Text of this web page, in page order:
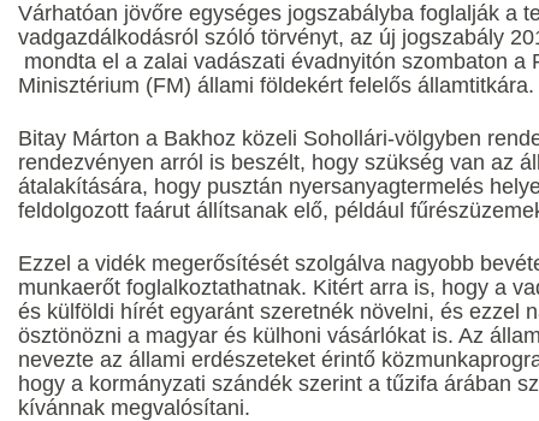
Várhatóan jövőre egységes jogszabályba foglalják a
vadgazdálkodásról szóló törvényt, az új jogszabály
mondta el a zalai vadászati évadnyitón szombaton a
Minisztérium (FM) állami földekért felelős államtitkára.
Bitay Márton a Bakhoz közeli Sohollári-völgyben
rendezvényen arról is beszélt, hogy szükség van az
átalakítására, hogy pusztán nyersanyagtermelés
feldolgozott faárut állítsanak elő, például
Ezzel a vidék megerősítését szolgálva nagyobb
munkaerőt foglalkoztathatnak. Kitért arra is, hogy a
és külföldi hírét egyaránt szeretnék növelni, és ezzel
ösztönözni a magyar és külhoni vásárlókat is. Az
nevezte az állami erdészeteket érintő
hogy a kormányzati szándék szerint a tűzifa árában
kívánnak megvalósítani.